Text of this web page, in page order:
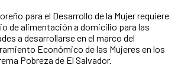
para el Desarrollo de la Mujer requiere
de alimentación a domicilio para las
a desarrollarse en el marco del
Económico de las Mujeres en los
Pobreza de El Salvador.